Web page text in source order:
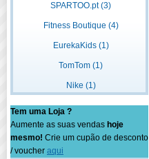
SPARTOO.pt (3)
Fitness Boutique (4)
EurekaKids (1)
TomTom (1)
Nike (1)
Tem uma Loja ?
Aumente as suas vendas hoje
mesmo! Crie um cupão de desconto
/ voucher aqui